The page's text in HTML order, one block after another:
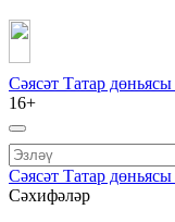
Сәясәт Татар дөньясы
16+
Сәясәт Татар дөньясы
Сәхифәләр